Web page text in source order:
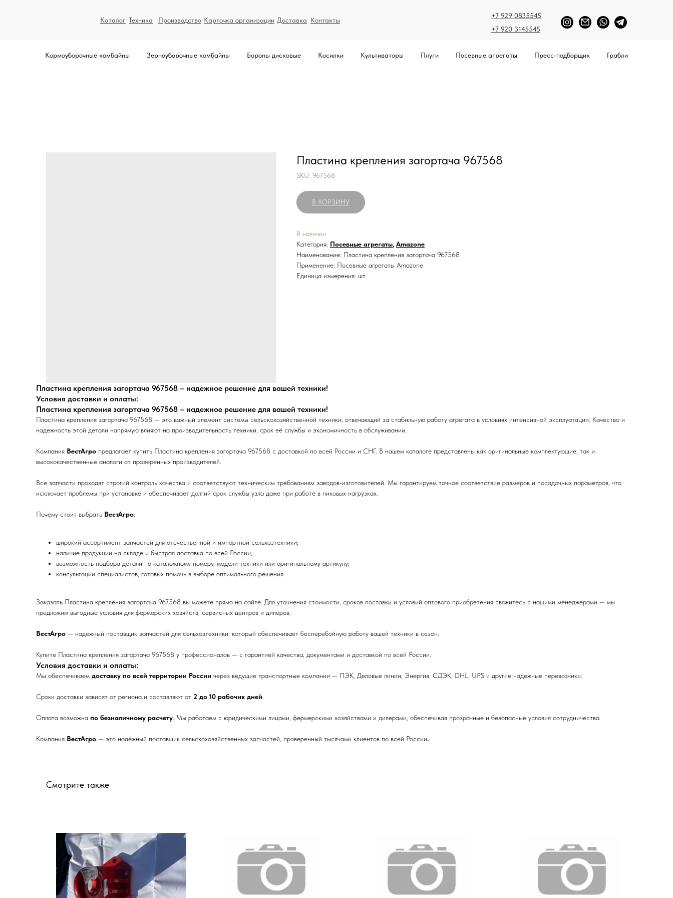
Каталог Техника Производство Карточка организации Доставка Контакты
+7 920 3145545
+7 929 0835545
Кормоуборочные комбайны Зерноуборочные комбайны Бороны дисковые Косилки Культиваторы Плуги Посевные агрегаты Пресс-подборщик Грабли
Пластина крепления загортача 967568
SKU: 967568
В КОРЗИНУ
В наличии
Категория: Посевные агрегаты, Amazone
Наименование: Пластина крепления загортача 967568
Применение: Посевные агрегаты Amazone
Единица измерения: шт
Пластина крепления загортача 967568 – надежное решение для вашей техники!
Условия доставки и оплаты:
Пластина крепления загортача 967568 – надежное решение для вашей техники!
Пластина крепления загортача 967568 — это важный элемент системы сельскохозяйственной техники, отвечающий за стабильную работу агрегата в условиях интенсивной эксплуатации. Качество и
надежность этой детали напрямую влияют на производительность техники, срок её службы и экономичность в обслуживании.
Компания ВестАгро предлагает купить Пластина крепления загортача 967568 с доставкой по всей России и СНГ. В нашем каталоге представлены как оригинальные комплектующие, так и
высококачественные аналоги от проверенных производителей.
Все запчасти проходят строгий контроль качества и соответствуют техническим требованиям заводов-изготовителей. Мы гарантируем точное соответствие размеров и посадочных параметров, что
исключает проблемы при установке и обеспечивает долгий срок службы узла даже при работе в пиковых нагрузках.
Почему стоит выбрать ВестАгро:
широкий ассортимент запчастей для отечественной и импортной сельхозтехники;
наличие продукции на складе и быстрая доставка по всей России;
возможность подбора детали по каталожному номеру, модели техники или оригинальному артикулу;
консультации специалистов, готовых помочь в выборе оптимального решения.
Заказать Пластина крепления загортача 967568 вы можете прямо на сайте. Для уточнения стоимости, сроков поставки и условий оптового приобретения свяжитесь с нашими менеджерами — мы
предложим выгодные условия для фермерских хозяйств, сервисных центров и дилеров.
ВестАгро — надежный поставщик запчастей для сельхозтехники, который обеспечивает бесперебойную работу вашей техники в сезон.
Купите Пластина крепления загортача 967568 у профессионалов — с гарантией качества, документами и доставкой по всей России.
Условия доставки и оплаты:
Мы обеспечиваем доставку по всей территории России через ведущие транспортные компании — ПЭК, Деловые линии, Энергия, СДЭК, DHL, UPS и другие надежные перевозчики.
Сроки доставки зависят от региона и составляют от 2 до 10 рабочих дней
Оплата возможна по безналичному расчету . Мы работаем с юридическими лицами, фермерскими хозяйствами и дилерами, обеспечивая прозрачные и безопасные условия сотрудничества.
Компания ВестАгро — это надёжный поставщик сельскохозяйственных запчастей, проверенный тысячами клиентов по всей России.
Смотрите также